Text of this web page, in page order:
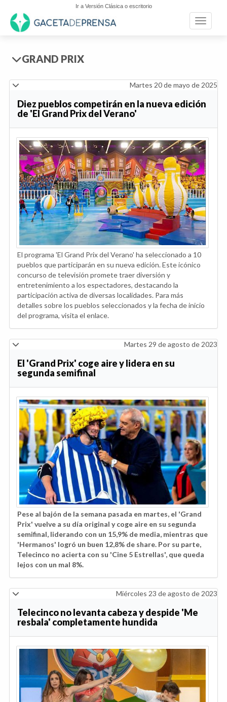
Ir a Versión Clásica o escritorio
Toggle
GRAND PRIX
Martes 20 de mayo de 2025
Diez pueblos competirán en la nueva edición
de 'El Grand Prix del Verano'
El programa 'El Grand Prix del Verano' ha seleccionado a 10
pueblos que participarán en su nueva edición. Este icónico
concurso de televisión promete traer diversión y
entretenimiento a los espectadores, destacando la
participación activa de diversas localidades. Para más
detalles sobre los pueblos seleccionados y la fecha de inicio
del programa, visita el enlace.
Martes 29 de agosto de 2023
El 'Grand Prix' coge aire y lidera en su
segunda semifinal
Pese al bajón de la semana pasada en martes, el 'Grand
Prix' vuelve a su día original y coge aire en su segunda
semifinal, liderando con un 15,9% de media, mientras que
'Hermanos' logró un buen 12,8% de share. Por su parte,
Telecinco no acierta con su 'Cine 5 Estrellas', que queda
lejos con un mal 8%.
Miércoles 23 de agosto de 2023
Telecinco no levanta cabeza y despide 'Me
resbala' completamente hundida